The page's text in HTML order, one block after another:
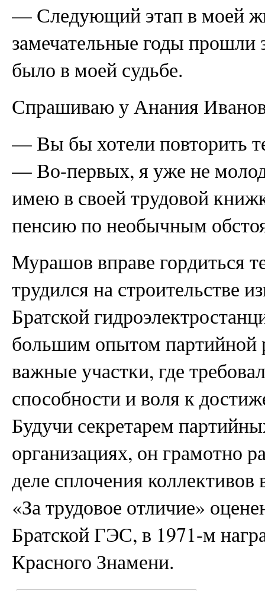
— Следующий этап в моей
замечательные годы прошли
было в моей судьбе.
Спрашиваю у Анания
— Вы бы хотели повторить
— Во-первых, я уже не
имею в своей трудовой
пенсию по необычным
Мурашов вправе гордиться
трудился на строительстве
Братской
большим опытом партийной
важные участки, где
способности и воля к
Будучи секретарем
организациях, он грамотно
деле сплочения
«За трудовое отличие»
Братской ГЭС, в 1971-м
Красного Знамени.